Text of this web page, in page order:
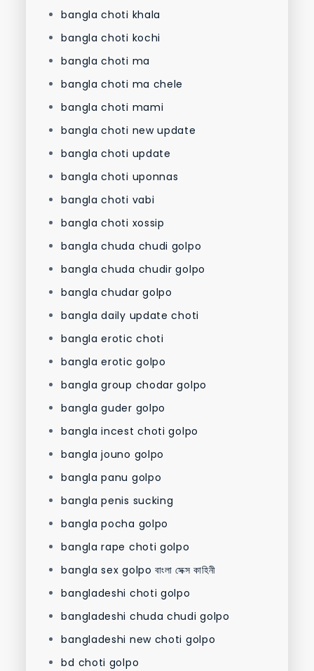
bangla choti khala
bangla choti kochi
bangla choti ma
bangla choti ma chele
bangla choti mami
bangla choti new update
bangla choti update
bangla choti uponnas
bangla choti vabi
bangla choti xossip
bangla chuda chudi golpo
bangla chuda chudir golpo
bangla chudar golpo
bangla daily update choti
bangla erotic choti
bangla erotic golpo
bangla group chodar golpo
bangla guder golpo
bangla incest choti golpo
bangla jouno golpo
bangla panu golpo
bangla penis sucking
bangla pocha golpo
bangla rape choti golpo
bangla sex golpo বাংলা সেক্স কাহিনী
bangladeshi choti golpo
bangladeshi chuda chudi golpo
bangladeshi new choti golpo
bd choti golpo